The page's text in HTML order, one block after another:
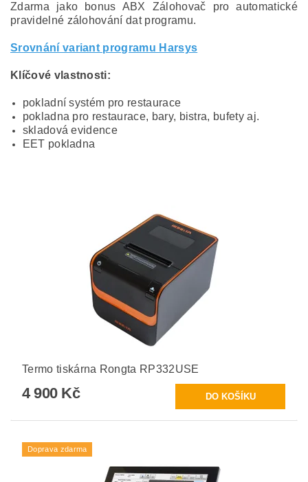
Zdarma jako bonus ABX Zálohovač pro automatické
pravidelné zálohování dat programu.
Srovnání variant programu Harsys
Klíčové vlastnosti:
pokladní systém pro restaurace
pokladna pro restaurace, bary, bistra, bufety aj.
skladová evidence
EET pokladna
Termo tiskárna Rongta RP332USE
4 900 Kč
Doprava zdarma